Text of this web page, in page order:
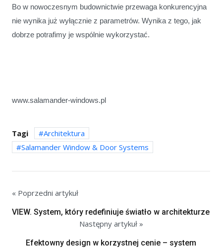
Bo w nowoczesnym budownictwie przewaga konkurencyjna
nie wynika już wyłącznie z parametrów. Wynika z tego, jak
dobrze potrafimy je wspólnie wykorzystać.
www.salamander-windows.pl
Tagi
Architektura
Salamander Window & Door Systems
« Poprzedni artykuł
VIEW. System, który redefiniuje światło w architekturze
Następny artykuł »
Efektowny design w korzystnej cenie – system